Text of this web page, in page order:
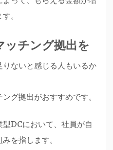
。
チング拠出を
ないと感じる人もいるか
グ拠出がおすすめです。
DCにおいて、社員が自
を指します。